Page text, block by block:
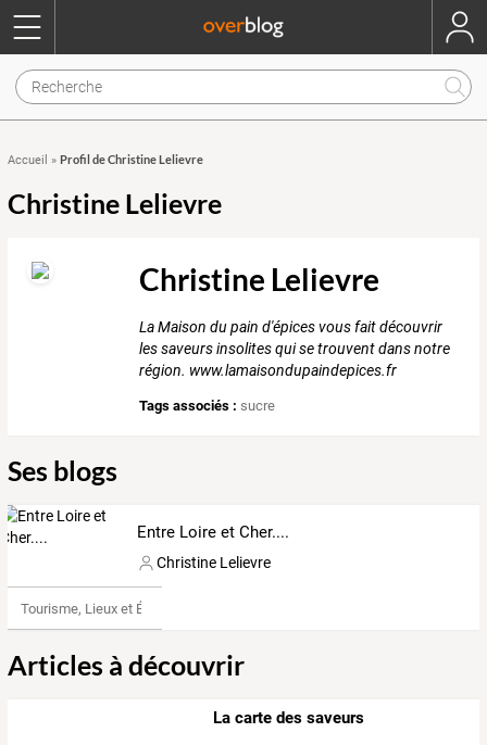
Accueil » Profil de Christine Lelievre
Christine Lelievre
Christine Lelievre
La Maison du pain d'épices vous fait découvrir
les saveurs insolites qui se trouvent dans notre
région. www.lamaisondupaindepices.fr
Tags associés : sucre
Ses blogs
Entre Loire et Cher....
Christine Lelievre
Tourisme, Lieux et Événements
Articles à découvrir
La carte des saveurs